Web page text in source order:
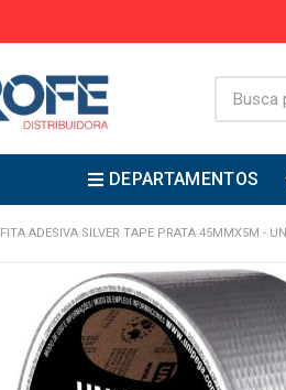
DEPARTAMENTOS
FITA ADESIVA SILVER TAPE PRATA 45MMX5M -